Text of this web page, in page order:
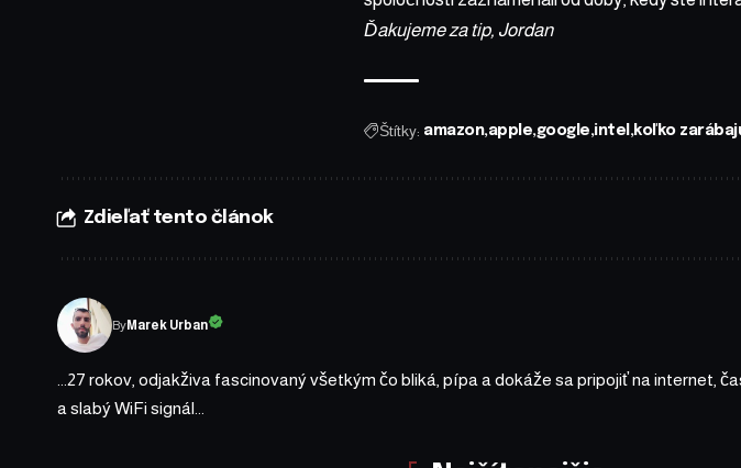
Ďakujeme za tip, Jordan
Štítky: amazon apple google intel koľko
Zdieľať tento článok
ByMarek Urban
...27 rokov, odjakživa fascinovaný všetkým čo bliká, pípa a dokáže sa pripojiť na internet,
a slabý WiFi signál...